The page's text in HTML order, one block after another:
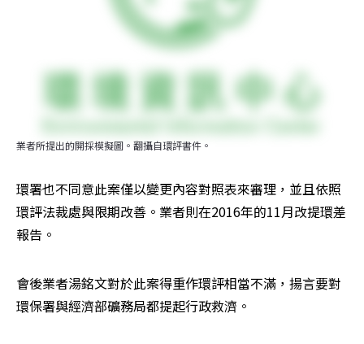
業者所提出的開採模擬圖。翻攝自環評書件。
環署也不同意此案僅以變更內容對照表來審理，並且依照
環評法裁處與限期改善。業者則在2016年的11月改提環差
報告。
會後業者湯銘文對於此案得重作環評相當不滿，揚言要對
環保署與經濟部礦務局都提起行政救濟。